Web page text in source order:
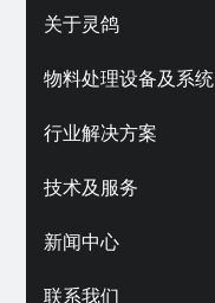
关于灵鸽
物料处理设备及系统
行业解决方案
技术及服务
新闻中心
联系我们